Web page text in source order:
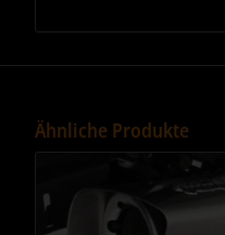
Ähnliche Produkte